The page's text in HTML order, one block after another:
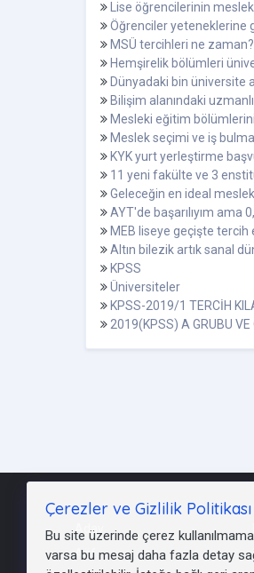
Lise öğrencilerinin
Öğrenciler yeteneklerine
MSÜ tercihleri ne
Hemşirelik bölümleri
Dünyadaki bin üniversite
Bilişim alanındaki
Mesleki eğitim
Meslek seçimi ve iş
KYK yurt yerleştirme
11 yeni fakülte ve 3
Geleceğin en ideal
AYT'de başarılıyım ama
MEB liseye geçişte tercih
Altın bilezik artık sanal
KPSS
Üniversiteler
KPSS-2019/1 TERCİH
2019(KPSS) A GRUBU
Aday
Aöf
Çerezler ve Gizlilik Politikası
Bu site üzerinde çerez
varsa bu mesaj daha fazla detay